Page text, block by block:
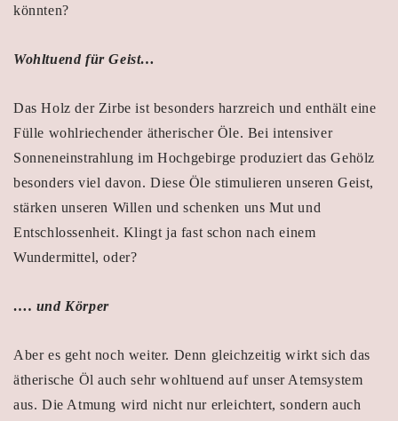
könnten?
Wohltuend für Geist…
Das Holz der Zirbe ist besonders harzreich und enthält eine
Fülle wohlriechender ätherischer Öle. Bei intensiver
Sonneneinstrahlung im Hochgebirge produziert das Gehölz
besonders viel davon. Diese Öle stimulieren unseren Geist,
stärken unseren Willen und schenken uns Mut und
Entschlossenheit. Klingt ja fast schon nach einem
Wundermittel, oder?
…. und Körper
Aber es geht noch weiter. Denn gleichzeitig wirkt sich das
ätherische Öl auch sehr wohltuend auf unser Atemsystem
aus. Die Atmung wird nicht nur erleichtert, sondern auch